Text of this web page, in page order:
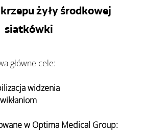
żyły środkowej
siatkówki
główne cele:
widzenia
w Optima Medical Group: